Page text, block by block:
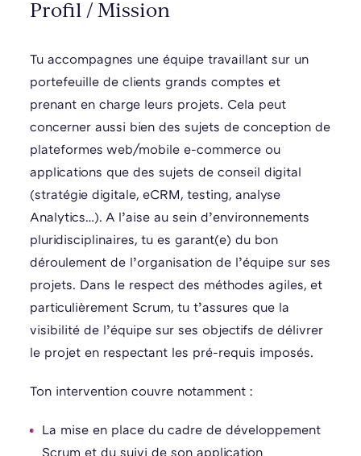
Profil / Mission
Tu accompagnes une équipe travaillant sur un
portefeuille de clients grands comptes et
prenant en charge leurs projets. Cela peut
concerner aussi bien des sujets de conception de
plateformes web/mobile e-commerce ou
applications que des sujets de conseil digital
(stratégie digitale, eCRM, testing, analyse
Analytics…). A l’aise au sein d’environnements
pluridisciplinaires, tu es garant(e) du bon
déroulement de l’organisation de l’équipe sur ses
projets. Dans le respect des méthodes agiles, et
particulièrement Scrum, tu t’assures que la
visibilité de l’équipe sur ses objectifs de délivrer
le projet en respectant les pré-requis imposés.
Ton intervention couvre notamment :
La mise en place du cadre de développement
Scrum et du suivi de son application